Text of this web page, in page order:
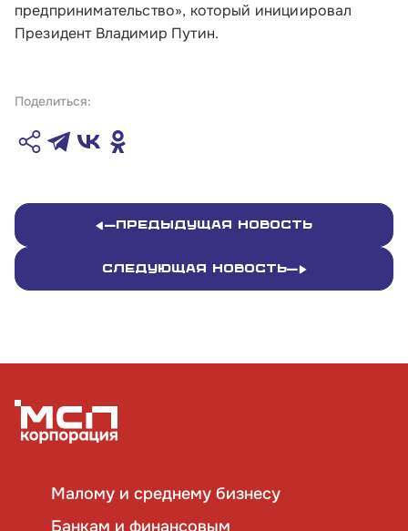
предпринимательство», который инициировал
Президент Владимир Путин.
Поделиться:
Предыдущая новость
Следующая новость
Малому и среднему бизнесу
Банкам и финансовым